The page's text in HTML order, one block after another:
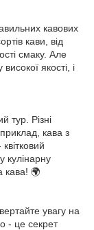
кавових
кави, від
смаку. Але
якості, і
тур. Різні
кава з
кава! 🌍
увагу на
- це секрет